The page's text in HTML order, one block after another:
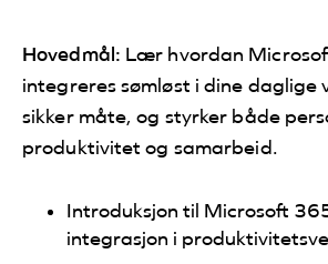
Hovedmål: Lær hvordan
integreres sømløst i dine daglige
sikker måte, og styrker både
produktivitet og samarbeid.
Introduksjon til Microsoft
integrasjon i